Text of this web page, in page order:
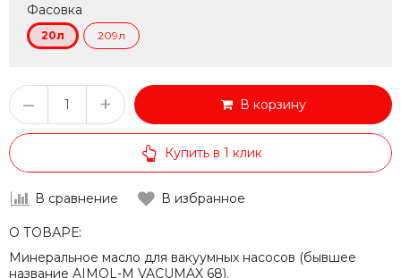
Фасовка
20л 209л
– + В корзину
Купить в 1 клик
В сравнение В избранное
О ТОВАРЕ:
Минеральное масло для вакуумных насосов (бывшее
название AIMOL-M VACUMAX 68).